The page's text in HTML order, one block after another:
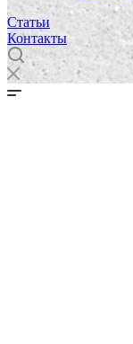
Статьи
Контакты